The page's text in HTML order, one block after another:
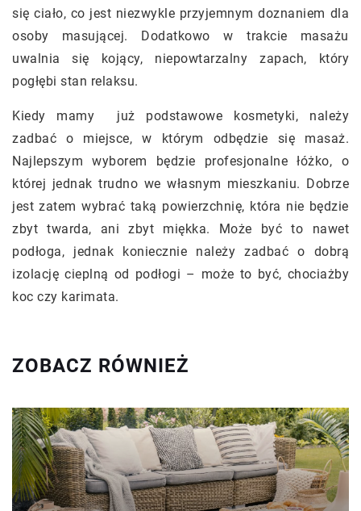
się ciało, co jest niezwykle przyjemnym doznaniem dla
osoby masującej. Dodatkowo w trakcie masażu
uwalnia się kojący, niepowtarzalny zapach, który
pogłębi stan relaksu.
Kiedy mamy już podstawowe kosmetyki, należy
zadbać o miejsce, w którym odbędzie się masaż.
Najlepszym wyborem będzie profesjonalne łóżko, o
której jednak trudno we własnym mieszkaniu. Dobrze
jest zatem wybrać taką powierzchnię, która nie będzie
zbyt twarda, ani zbyt miękka. Może być to nawet
podłoga, jednak koniecznie należy zadbać o dobrą
izolację cieplną od podłogi – może to być, chociażby
koc czy karimata.
ZOBACZ RÓWNIEŻ